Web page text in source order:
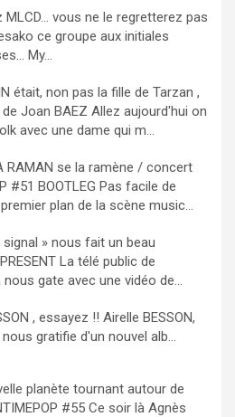
MLCD… vous ne le regretterez pas
ce groupe aux initiales
My...
était, non pas la fille de Tarzan ,
Joan BAEZ Allez aujourd'hui on
avec une dame qui m...
RAMAN se la ramène / concert
#51 BOOTLEG Pas facile de
plan de la scène music...
signal » nous fait un beau
La télé public de
nous gate avec une vidéo de...
, essayez !! Airelle BESSON,
gratifie d'un nouvel alb...
planète tournant autour de
#55 Ce soir là Agnès